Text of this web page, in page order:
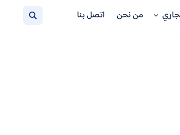
من نحن اتصل بنا